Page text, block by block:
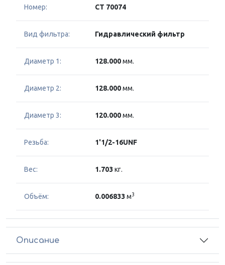
Номер: CT 70074
Вид фильтра: Гидравлический фильтр
Диаметр 1: 128.000мм.
Диаметр 2: 128.000мм.
Диаметр 3: 120.000мм.
Резьба: 1'1/2-16UNF
Вес: 1.703 кг.
Объём: 0.006833 м3
Описание